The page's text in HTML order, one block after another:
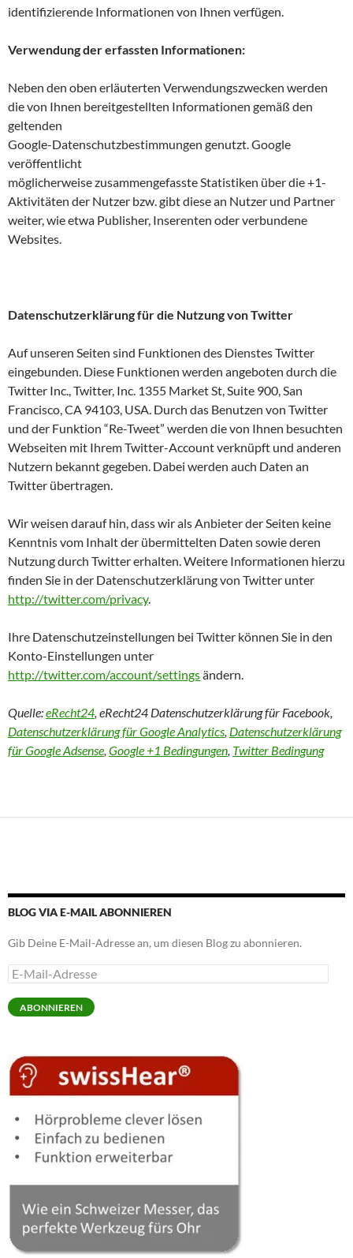
identifizierende Informationen von Ihnen verfügen.
Verwendung der erfassten Informationen:
Neben den oben erläuterten Verwendungszwecken werden
die von Ihnen bereitgestellten Informationen gemäß den
geltenden
Google-Datenschutzbestimmungen genutzt. Google
veröffentlicht
möglicherweise zusammengefasste Statistiken über die +1-
Aktivitäten der Nutzer bzw. gibt diese an Nutzer und Partner
weiter, wie etwa Publisher, Inserenten oder verbundene
Websites.
Datenschutzerklärung für die Nutzung von Twitter
Auf unseren Seiten sind Funktionen des Dienstes Twitter
eingebunden. Diese Funktionen werden angeboten durch die
Twitter Inc., Twitter, Inc. 1355 Market St, Suite 900, San
Francisco, CA 94103, USA. Durch das Benutzen von Twitter
und der Funktion “Re-Tweet” werden die von Ihnen besuchten
Webseiten mit Ihrem Twitter-Account verknüpft und anderen
Nutzern bekannt gegeben. Dabei werden auch Daten an
Twitter übertragen.
Wir weisen darauf hin, dass wir als Anbieter der Seiten keine
Kenntnis vom Inhalt der übermittelten Daten sowie deren
Nutzung durch Twitter erhalten. Weitere Informationen hierzu
finden Sie in der Datenschutzerklärung von Twitter unter
http://twitter.com/privacy.
Ihre Datenschutzeinstellungen bei Twitter können Sie in den
Konto-Einstellungen unter
http://twitter.com/account/settingsändern.
Quelle:eRecht24, eRecht24 Datenschutzerklärung für Facebook,
Datenschutzerklärung für Google Analytics, Datenschutzerklärung
für Google Adsense, Google +1 Bedingungen, Twitter Bedingung
BLOG VIA E-MAIL ABONNIEREN
Gib Deine E-Mail-Adresse an, um diesen Blog zu abonnieren.
E-
Mail-
Adresse
ABONNIEREN